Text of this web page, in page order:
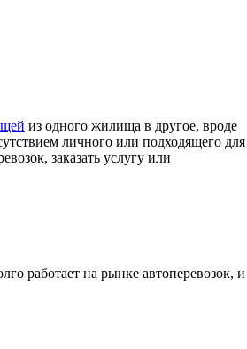
из одного жилища в другое, вроде
личного или подходящего
заказать услугу или
работает на рынке автоперевозок,